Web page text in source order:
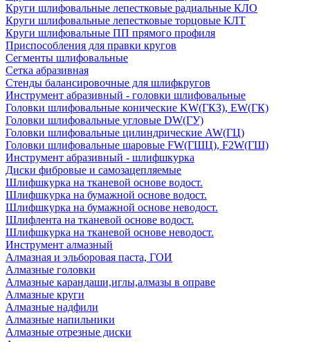
Круги шлифовальные лепестковые радиальные КЛО
Круги шлифовальные лепестковые торцовые КЛТ
Круги шлифовальные ПП прямого профиля
Приспособления для правки кругов
Сегменты шлифовальные
Сетка абразивная
Стенды балансировочные для шлифкругов
Инструмент абразивный - головки шлифовальные
Головки шлифовальные конические KW(ГКЗ), EW(ГК)
Головки шлифовальные угловые DW(ГУ)
Головки шлифовальные цилиндрические AW(ГЦ)
Головки шлифовальные шаровые FW(ГШЦ), F2W(ГШ)
Инструмент абразивный - шлифшкурка
Диски фибровые и самозацепляемые
Шлифшкурка на тканевой основе водост.
Шлифшкурка на бумажной основе водост.
Шлифшкурка на бумажной основе неводост.
Шлифлента на тканевой основе водост.
Шлифшкурка на тканевой основе неводост.
Инструмент алмазный
Алмазная и эльборовая паста, ГОИ
Алмазные головки
Алмазные карандаши,иглы,алмазы в оправе
Алмазные круги
Алмазные надфили
Алмазные напильники
Алмазные отрезные диски